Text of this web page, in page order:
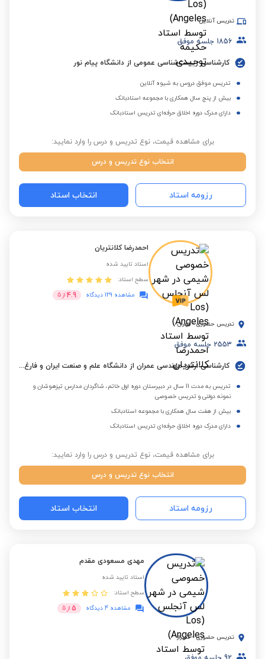
تدریس آنلاین
1856 جلسه موفق
کارشناسی زیست‌شناسی عمومی از دانشگاه پیام نور
تدریس موفق دروس به شیوه آنلاین
بیش از پنج سال همکاری با مجموعه استادبانک
دارای مدرک دوره اخلاق حرفه‌ای تدریس استادبانک
برای مشاهده قیمت، نوع تدریس و درس را وارد نمایید:
انتخاب نوع تدریس و درس
رزومه استاد انتخاب استاد
احمدرضا کلانتریان
استاد تایید شده
سطح استاد:
مشاهده 129 دیدگاه
4.9 از 5
تدریس حضوری - تهران
2553 جلسه موفق
کارشناسی ارشد مهندسی عمران از دانشگاه علم و صنعت ایران و فارغ التحصیل کارشناسی از دانشگاه امیرکبیر(پلی تکنیک)
تدریس به مدت 11 سال در دبیرستان دوره اول خاتم، شاگردان مدارس تیزهوشان و
نمونه دولتی و تدریس خصوصی
بیش از هفت سال همکاری با مجموعه استادبانک
دارای مدرک دوره اخلاق حرفه‌ای تدریس استادبانک
برای مشاهده قیمت، نوع تدریس و درس را وارد نمایید:
انتخاب نوع تدریس و درس
رزومه استاد انتخاب استاد
مهدی مسعودی مقدم
استاد تایید شده
سطح استاد:
مشاهده 4 دیدگاه
5 از 5
تدریس حضوری - شیراز